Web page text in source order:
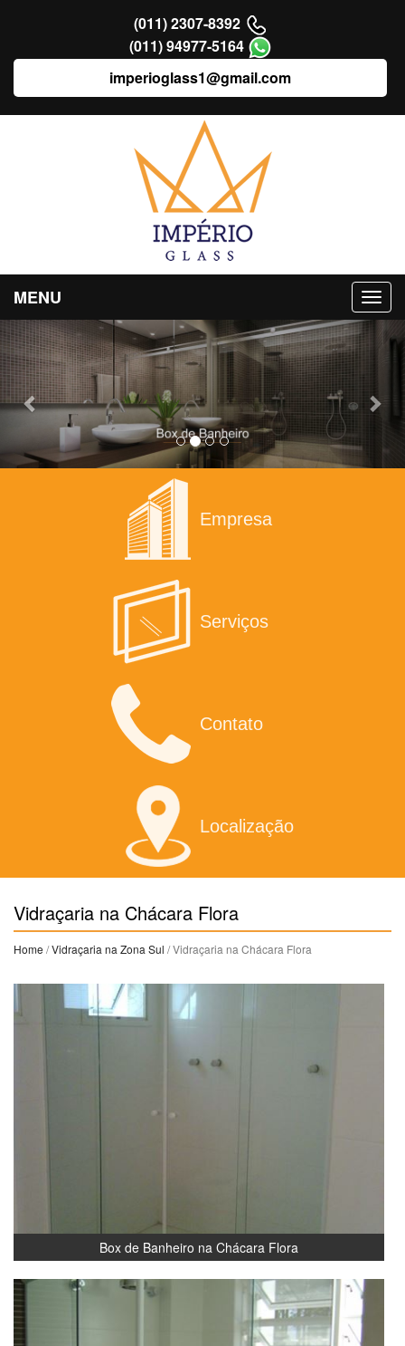
(011) 2307-8392
(011) 94977-5164
imperioglass1@gmail.com
MENU
Previous
Empresa
Serviços
Contato
Localização
Vidraçaria na Chácara Flora
Home /Vidraçaria na Zona Sul / Vidraçaria na Chácara Flora
Box de Banheiro na Chácara Flora